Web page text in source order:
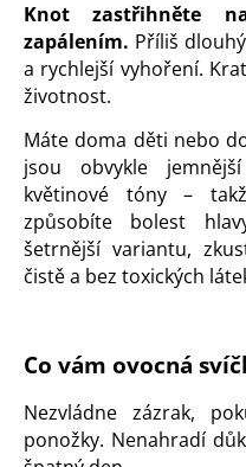
Knot zastřihněte
zapálením. Příliš
a rychlejší vyhoření.
životnost.
Máte doma děti nebo
jsou obvykle
květinové tóny –
způsobíte bolest
šetrnější variantu,
čistě a bez toxických
Co vám ovocná
Nezvládne zázrak,
ponožky. Nenahradí